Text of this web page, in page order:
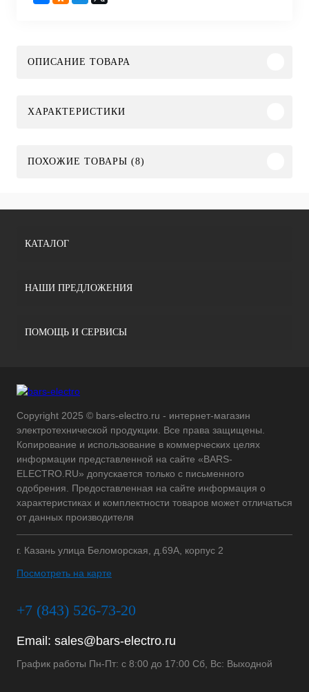
ОПИСАНИЕ ТОВАРА
ХАРАКТЕРИСТИКИ
ПОХОЖИЕ ТОВАРЫ (8)
КАТАЛОГ
НАШИ ПРЕДЛОЖЕНИЯ
ПОМОЩЬ И СЕРВИСЫ
Copyright 2025 © bars-electro.ru - интернет-магазин
электротехнической продукции. Все права защищены.
Копирование и использование в коммерческих целях
информации представленной на сайте «BARS-
ELECTRO.RU» допускается только с письменного
одобрения. Предоставленная на сайте информация о
характеристиках и комплектности товаров может отличаться
от данных производителя
г. Казань улица Беломорская, д.69А, корпус 2
Посмотреть на карте
+7 (843) 526-73-20
Email: sales@bars-electro.ru
График работы Пн-Пт: с 8:00 до 17:00 Сб, Вс: Выходной